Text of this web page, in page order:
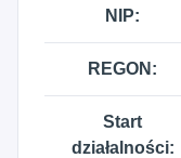
NIP:
REGON:
Start
działalności: